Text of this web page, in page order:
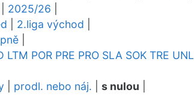
2025/26
2.liga východ
LTM POR PRE PRO SLA SOK TRE UNL
prodl. nebo náj. s nulou